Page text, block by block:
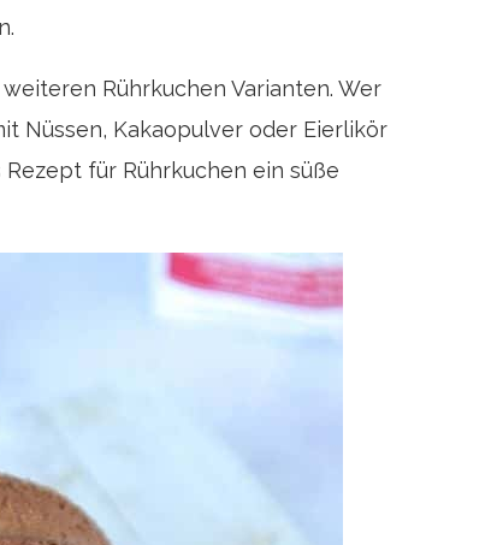
Rührkuchen Varianten. Wer
Nüssen, Kakaopulver oder Eierlikör
für Rührkuchen ein süße